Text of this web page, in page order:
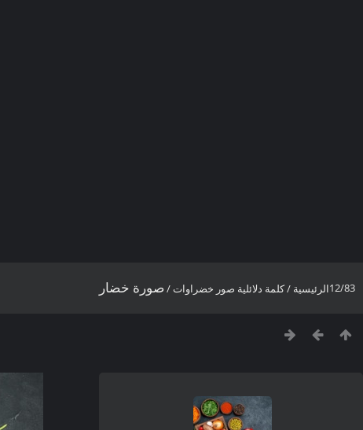
12/83الرئيسية /كلمة دلائلية صور خضراوات/صورة خضار